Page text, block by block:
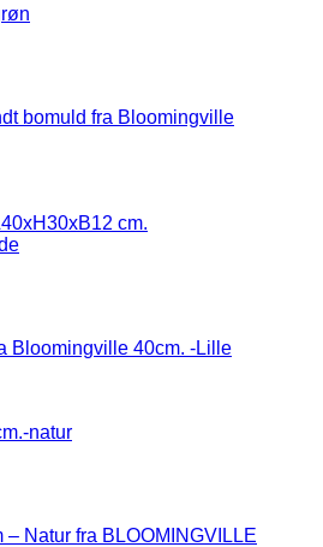
bomuld fra Bloomingville
Bloomingville 40cm. -Lille
Natur fra BLOOMINGVILLE